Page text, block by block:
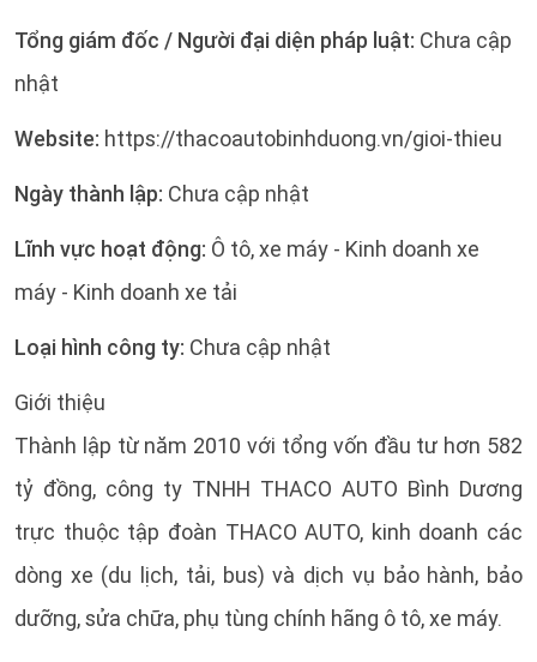
Tổng giám đốc / Người đại diện pháp luật: Chưa cập
nhật
Website: https://thacoautobinhduong.vn/gioi-thieu
Ngày thành lập: Chưa cập nhật
Lĩnh vực hoạt động: Ô tô, xe máy - Kinh doanh xe
máy - Kinh doanh xe tải
Loại hình công ty: Chưa cập nhật
Giới thiệu
Thành lập từ năm 2010 với tổng vốn đầu tư hơn 582
tỷ đồng, công ty TNHH THACO AUTO Bình Dương
trực thuộc tập đoàn THACO AUTO, kinh doanh các
dòng xe (du lịch, tải, bus) và dịch vụ bảo hành, bảo
dưỡng, sửa chữa, phụ tùng chính hãng ô tô, xe máy.